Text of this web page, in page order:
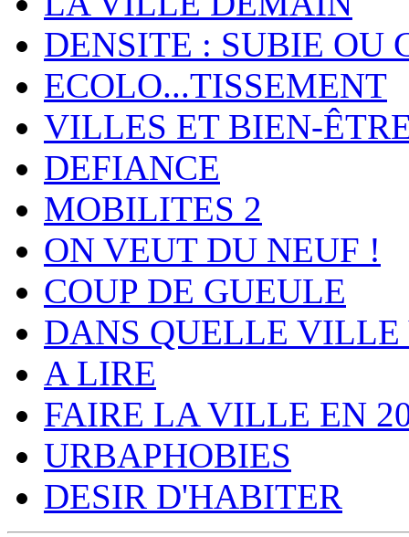
DENSITE : SUBIE OU
ECOLO...TISSEMENT
VILLES ET BIEN-
DEFIANCE
MOBILITES 2
ON VEUT DU NEUF !
COUP DE GUEULE
DANS QUELLE
A LIRE
FAIRE LA VILLE EN
URBAPHOBIES
DESIR D'HABITER